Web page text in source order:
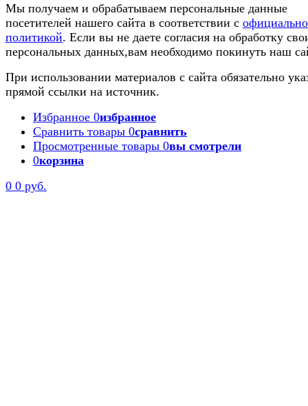
Мы получаем и обрабатываем персональные данные
посетителей нашего сайта в соответствии с
политикой. Если вы не даете согласия на обработку
персональных данных,вам необходимо покинуть наш
При использовании материалов с сайта обязательно
прямой ссылки на источник.
Избранное 0избранное
Сравнить товары 0сравнить
Просмотренные товары 0вы смотрели
0корзина
0 0 руб.